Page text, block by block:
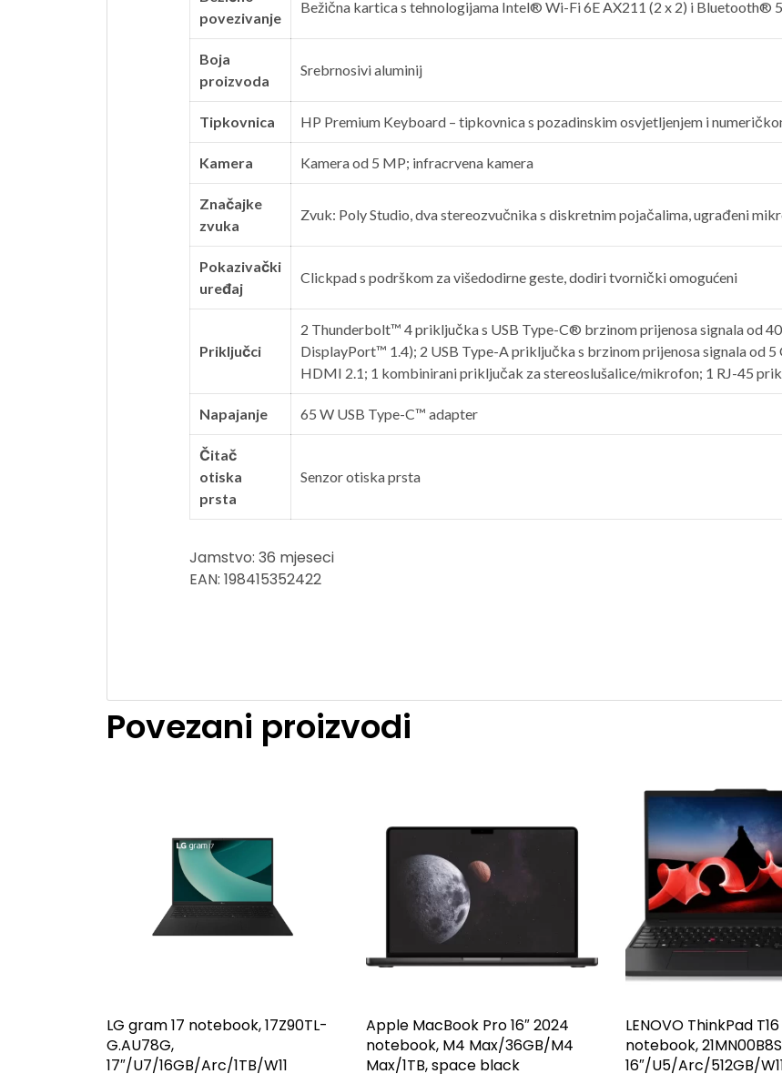
povezivanje
Bežična kartica s tehnologijama Intel® Wi-Fi 6E AX211 (2 x 2) i Bluetooth®
Boja
proizvoda
Srebrnosivi aluminij
Tipkovnica HP Premium Keyboard – tipkovnica s pozadinskim osvjetljenjem i
Kamera Kamera od 5 MP; infracrvena kamera
Značajke
zvuka
Zvuk: Poly Studio, dva stereozvučnika s diskretnim pojačalima, ugrađeni
Pokazivački
uređaj
Clickpad s podrškom za višedodirne geste, dodiri tvornički omogućeni
Priključci
2 Thunderbolt™ 4 priključka s USB Type-C® brzinom prijenosa signala od
DisplayPort™ 1.4); 2 USB Type-A priključka s brzinom prijenosa signala od 5
HDMI 2.1; 1 kombinirani priključak za stereoslušalice/mikrofon; 1 RJ-45
Napajanje 65 W USB Type-C™ adapter
Čitač
otiska
prsta
Senzor otiska prsta
Jamstvo: 36 mjeseci
EAN: 198415352422
Povezani proizvodi
LG gram 17 notebook, 17Z90TL-
G.AU78G,
17″/U7/16GB/Arc/1TB/W11
Apple MacBook Pro 16″ 2024
notebook, M4 Max/36GB/M4
Max/1TB, space black
LENOVO ThinkPad
notebook,
16″/U5/Arc/512GB/